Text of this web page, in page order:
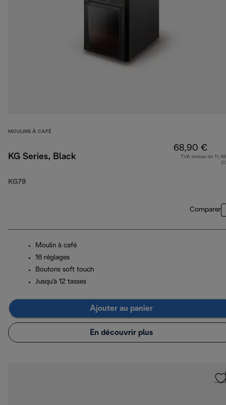
MOULINS À CAFÉ
KG Series, Black
KG79
68,90 €
TVA incluse de
Comparer
Moulin à café
16 réglages
Boutons soft touch
Jusqu'à 12 tasses
Ajouter au panier
En découvrir plus